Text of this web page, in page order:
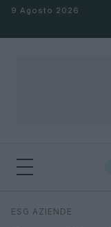
Salta al contenuto
9 Agosto 2026
Cerca
ESG AZIENDE